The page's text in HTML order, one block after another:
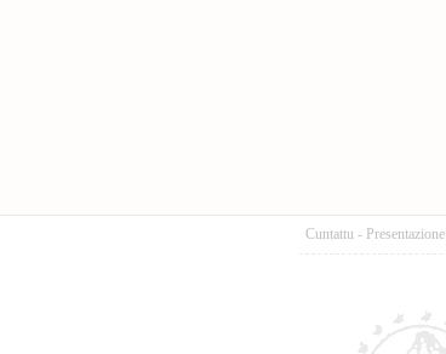
Cuntattu - Presentazione